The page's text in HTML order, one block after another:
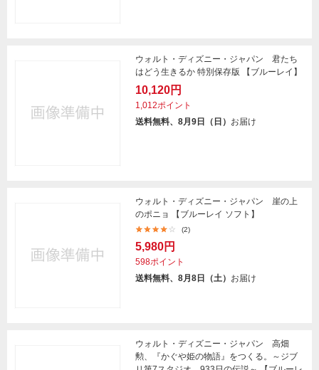
ウォルト・ディズニー・ジャパン 君たち
はどう生きるか 特別保存版 【ブルーレイ】
10,120円
1,012ポイント
送料無料、8月9日（日） お届け
ウォルト・ディズニー・ジャパン 崖の上
のポニョ 【ブルーレイ ソフト】
(2)
5,980円
598ポイント
送料無料、8月8日（土） お届け
ウォルト・ディズニー・ジャパン 高畑
勲、『かぐや姫の物語』をつくる。～ジブ